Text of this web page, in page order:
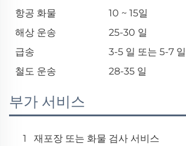
항공 화물
10 ~ 15일
해상 운송
25-30 일
급송
3-5 일 또는 5-7 일
철도 운송
28-35 일
부가 서비스
1 재포장 또는 화물 검사 서비스